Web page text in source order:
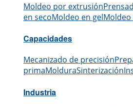
Moldeo por extrusión
en secoMoldeo en gel
Capacidades
Mecanizado de precisión
primaMolduraSinterización
Industria